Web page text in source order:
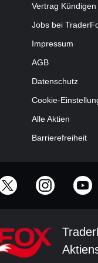
Vertrag Kündigen
Jobs bei
Impressum
AGB
Datenschutz
Cookie-
Alle Aktien
Barrierefreiheit